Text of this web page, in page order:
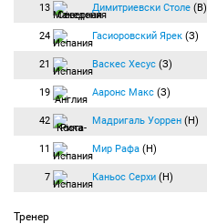
13 Димитриевски Столе (В)
24 Гасиоровский Ярек (З)
21 Васкес Хесус (З)
19 Ааронс Макс (З)
42 Мадригаль Уоррен (Н)
11 Мир Рафа (Н)
7 Каньос Серхи (Н)
Тренер